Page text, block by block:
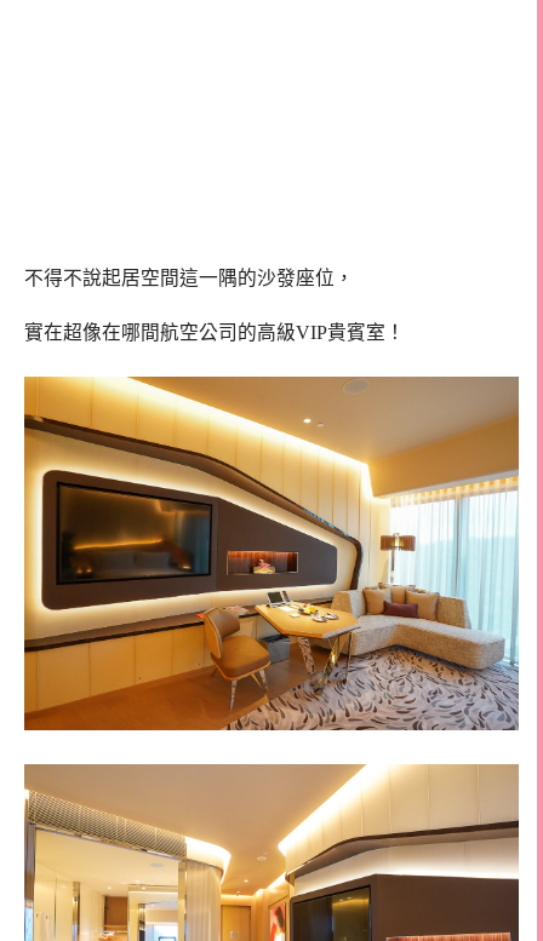
不得不說起居空間這一隅的沙發座位，
實在超像在哪間航空公司的高級VIP貴賓室！